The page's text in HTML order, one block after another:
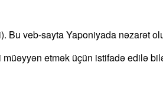
Bu veb-sayta Yaponiyada nəzarət
etmək üçün istifadə edilə